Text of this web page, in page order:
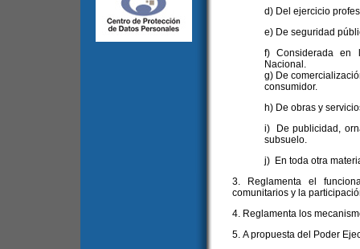
d) Del ejercicio
e) De seguridad
f) Considerada en
Nacional.
g) De
consumidor.
h) De obras y
i) De publicidad,
subsuelo.
j) En toda otra
3. Reglamenta el
comunitarios y la
4. Reglamenta los
5. A propuesta del Poder